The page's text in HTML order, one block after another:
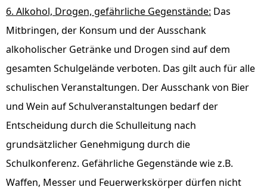
6. Alkohol, Drogen, gefährliche Gegenstände: Das
Mitbringen, der Konsum und der Ausschank
alkoholischer Getränke und Drogen sind auf dem
gesamten Schulgelände verboten. Das gilt auch für alle
schulischen Veranstaltungen. Der Ausschank von Bier
und Wein auf Schulveranstaltungen bedarf der
Entscheidung durch die Schulleitung nach
grundsätzlicher Genehmigung durch die
Schulkonferenz. Gefährliche Gegenstände wie z.B.
Waffen, Messer und Feuerwerkskörper dürfen nicht